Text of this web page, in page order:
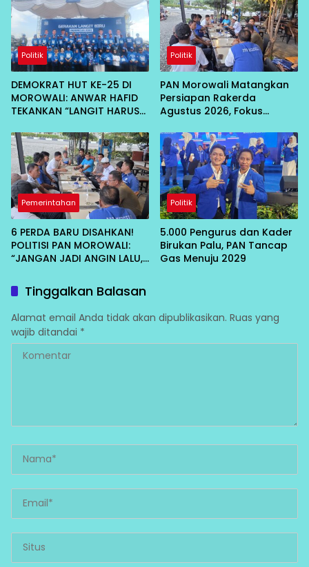
Politik
DEMOKRAT HUT KE-25 DI
MOROWALI: ANWAR HAFID
TEKANKAN “LANGIT HARUS
KELAPA DAN TEKAN INFLASI
IKAN
Politik
PAN Morowali Matangkan
Persiapan Rakerda
Agustus 2026, Fokus
untuk Masyarakat
Pemerintahan
6 PERDA BARU DISAHKAN!
POLITISI PAN MOROWALI:
“JANGAN JADI ANGIN LALU,
Politik
5.000 Pengurus dan Kader
Birukan Palu, PAN Tancap
Gas Menuju 2029
Tinggalkan Balasan
Alamat email Anda tidak akan dipublikasikan. Ruas yang
wajib ditandai *